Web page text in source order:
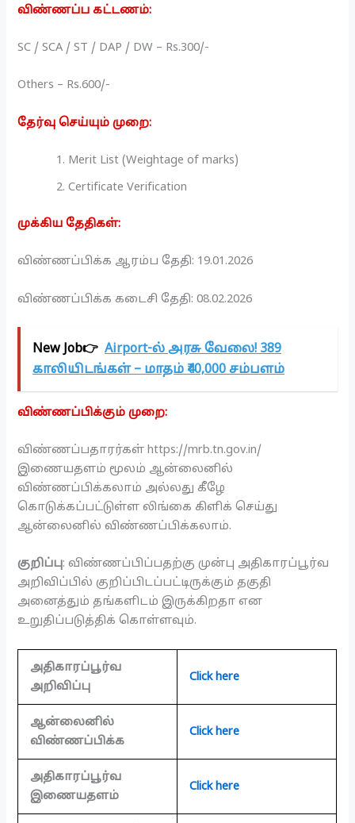
விண்ணப்ப கட்டணம்:
SC / SCA / ST / DAP / DW – Rs.300/-
Others – Rs.600/-
தேர்வு செய்யும் முறை:
Merit List (Weightage of marks)
Certificate Verification
முக்கிய தேதிகள்:
விண்ணப்பிக்க ஆரம்ப தேதி: 19.01.2026
விண்ணப்பிக்க கடைசி தேதி: 08.02.2026
New Job👉 Airport-ல் அரசு வேலை! 389
காலியிடங்கள் – மாதம் ₹40,000 சம்பளம்
விண்ணப்பிக்கும் முறை:
விண்ணப்பதாரர்கள் https://mrb.tn.gov.in/
இணையதளம் மூலம் ஆன்லைனில்
விண்ணப்பிக்கலாம் அல்லது கீழே
கொடுக்கப்பட்டுள்ள லிங்கை கிளிக் செய்து
ஆன்லைனில் விண்ணப்பிக்கலாம்.
குறிப்பு: விண்ணப்பிப்பதற்கு முன்பு அதிகாரப்பூர்வ
அறிவிப்பில் குறிப்பிடப்பட்டிருக்கும் தகுதி
அனைத்தும் தங்களிடம் இருக்கிறதா என
உறுதிப்படுத்திக் கொள்ளவும்.
அதிகாரப்பூர்வ
அறிவிப்பு
Click here
ஆன்லைனில்
விண்ணப்பிக்க
Click here
அதிகாரப்பூர்வ
இணையதளம்
Click here